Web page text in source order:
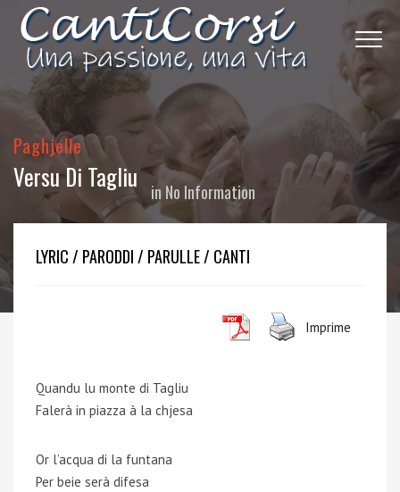
Paghjelle
Versu Di Tagliu inNo Information
LYRIC / PARODDI / PARULLE / CANTI
Imprime
Quandu lu monte di Tagliu
Falerà in piazza à la chjesa
Or l’acqua di la funtana
Per beie serà difesa